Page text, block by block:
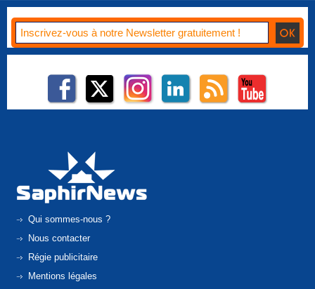
Qui sommes-nous ?
Nous contacter
Régie publicitaire
Mentions légales